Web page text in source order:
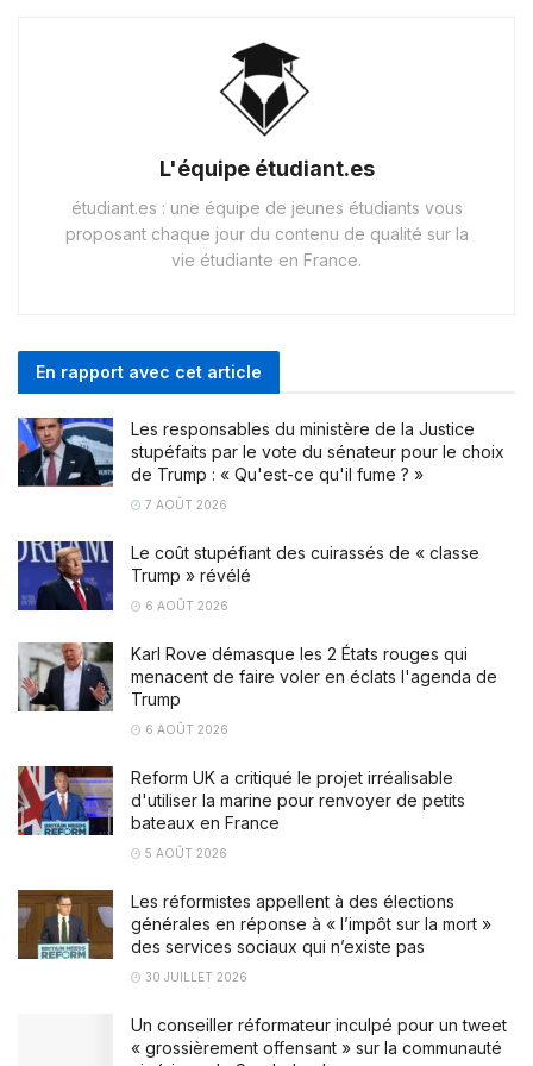
L'équipe étudiant.es
étudiant.es : une équipe de jeunes étudiants vous
proposant chaque jour du contenu de qualité sur la
vie étudiante en France.
En rapport avec cet article
Les responsables du ministère de la Justice
stupéfaits par le vote du sénateur pour le choix
de Trump : « Qu'est-ce qu'il fume ? »
7 AOÛT 2026
Le coût stupéfiant des cuirassés de « classe
Trump » révélé
6 AOÛT 2026
Karl Rove démasque les 2 États rouges qui
menacent de faire voler en éclats l'agenda de
Trump
6 AOÛT 2026
Reform UK a critiqué le projet irréalisable
d'utiliser la marine pour renvoyer de petits
bateaux en France
5 AOÛT 2026
Les réformistes appellent à des élections
générales en réponse à « l’impôt sur la mort »
des services sociaux qui n’existe pas
30 JUILLET 2026
Un conseiller réformateur inculpé pour un tweet
« grossièrement offensant » sur la communauté